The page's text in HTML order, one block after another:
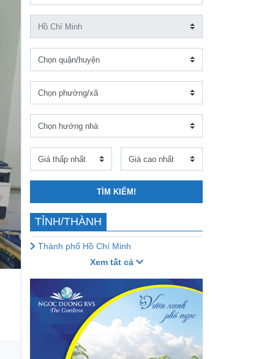
TÌM KIẾM!
TỈNH/THÀNH
Thành phố Hồ Chí Minh
Xem tất cả